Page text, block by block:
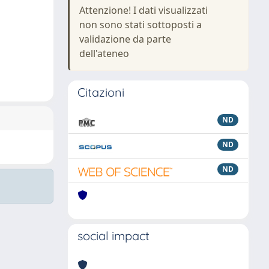
Attenzione! I dati visualizzati
non sono stati sottoposti a
validazione da parte
dell'ateneo
Citazioni
ND
ND
ND
social impact